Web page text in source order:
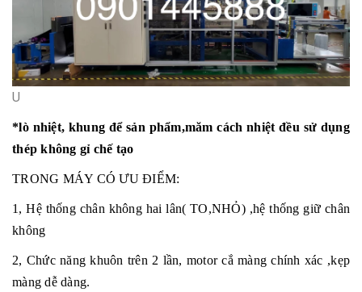
U
*lò nhiệt, khung để sản phẩm,măm cách nhiệt đều sử dụng
thép không gỉ chế tạo
TRONG MÁY CÓ ƯU ĐIỂM:
1, Hệ thống chân không hai lân( TO,NHỎ) ,hệ thống giữ chân
không
2, Chức năng khuôn trên 2 lần, motor cắ màng chính xác ,kẹp
màng dễ dàng.